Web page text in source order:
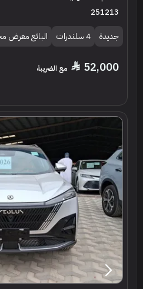
251213
جديدة 4 سلندرات البائع معرض
52,000 مع الضريبة